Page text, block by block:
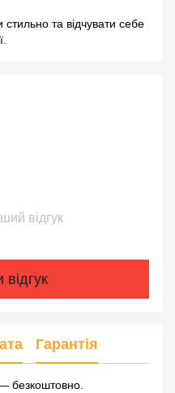
стильно та відчувати себе
відгук
Гарантія
безкоштовно.